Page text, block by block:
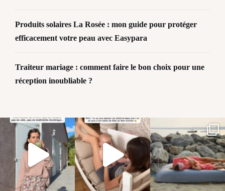
Produits solaires La Rosée : mon guide pour protéger
efficacement votre peau avec Easypara
Traiteur mariage : comment faire le bon choix pour une
réception inoubliable ?